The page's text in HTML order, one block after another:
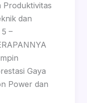
Produktivitas
dan
–
Gaya
Power dan